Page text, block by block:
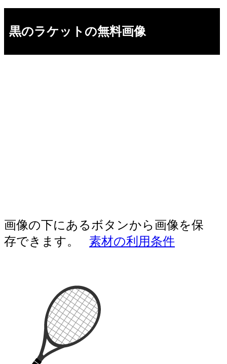
黒のラケットの無料画像
画像の下にあるボタンから画像を保
存できます。
素材の利用条件